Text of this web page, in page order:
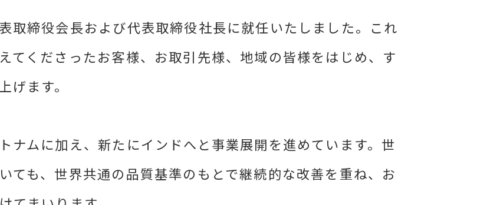
取締役会長および代表取締役社長に就任いたしました。これ
てくださったお客様、お取引先様、地域の皆様をはじめ、す
ます。
ナムに加え、新たにインドへと事業展開を進めています。世
ても、世界共通の品質基準のもとで継続的な改善を重ね、お